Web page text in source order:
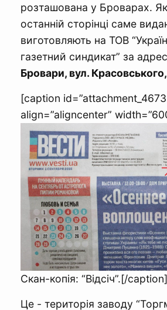
розташована у Броварах.
останній сторінці саме
виготовляють на ТОВ
газетний синдикат” за
Бровари, вул.
[caption
align=”aligncenter”
Скан-копія: “Відсіч”.[/caption]
Це - територія заводу